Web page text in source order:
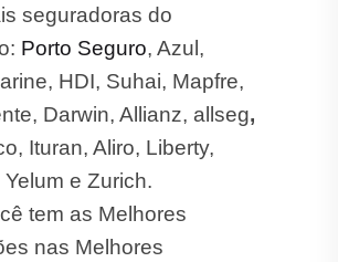
seguradoras do
Porto Seguro, Azul,
HDI, Suhai, Mapfre,
Darwin, Allianz, allseg,
Ituran, Aliro, Liberty,
e Zurich.
tem as Melhores
nas Melhores